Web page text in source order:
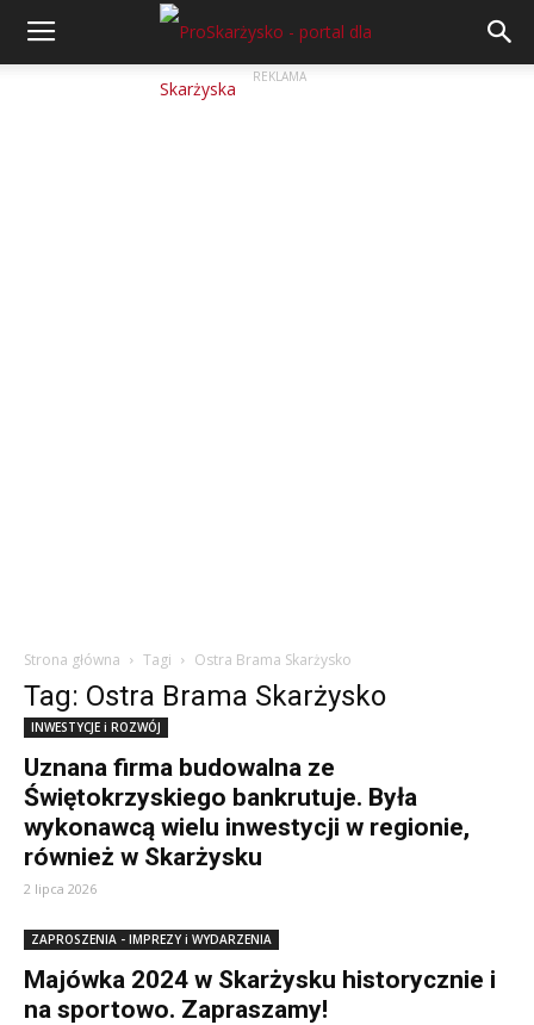
REKLAMA
Strona główna Tagi Ostra Brama Skarżysko
Tag: Ostra Brama Skarżysko
INWESTYCJE i ROZWÓJ
Uznana firma budowalna ze
Świętokrzyskiego bankrutuje. Była
wykonawcą wielu inwestycji w regionie,
również w Skarżysku
2 lipca 2026
ZAPROSZENIA - IMPREZY i WYDARZENIA
Majówka 2024 w Skarżysku historycznie i
na sportowo. Zapraszamy!